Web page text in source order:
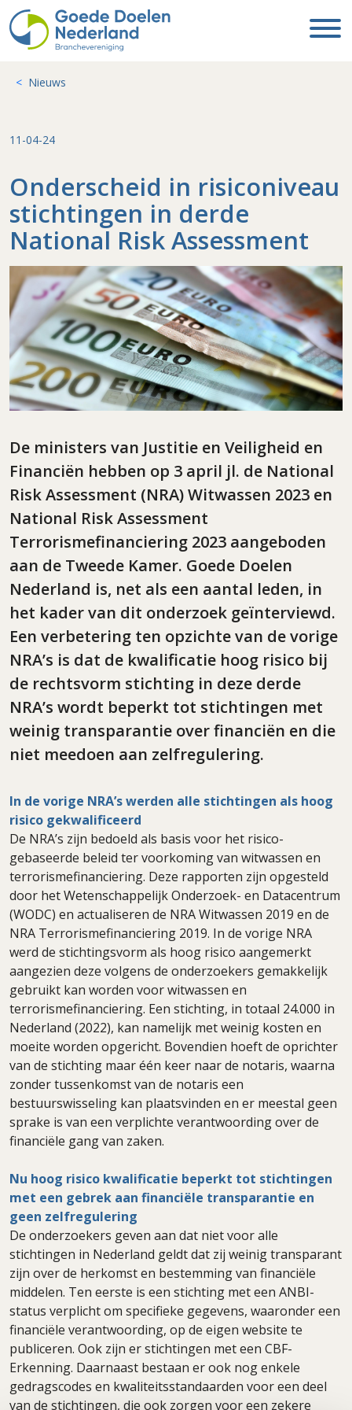
Nieuws
11-04-24
Onderscheid in risiconiveau
stichtingen in derde
National Risk Assessment
De ministers van Justitie en Veiligheid en
Financiën hebben op 3 april jl. de National
Risk Assessment (NRA) Witwassen 2023 en
National Risk Assessment
Terrorismefinanciering 2023 aangeboden
aan de Tweede Kamer. Goede Doelen
Nederland is, net als een aantal leden, in
het kader van dit onderzoek geïnterviewd.
Een verbetering ten opzichte van de vorige
NRA’s is dat de kwalificatie hoog risico bij
de rechtsvorm stichting in deze derde
NRA’s wordt beperkt tot stichtingen met
weinig transparantie over financiën en die
niet meedoen aan zelfregulering.
In de vorige NRA’s werden alle stichtingen als hoog
risico gekwalificeerd
De NRA’s zijn bedoeld als basis voor het risico-
gebaseerde beleid ter voorkoming van witwassen en
terrorismefinanciering. Deze rapporten zijn opgesteld
door het Wetenschappelijk Onderzoek- en Datacentrum
(WODC) en actualiseren de NRA Witwassen 2019 en de
NRA Terrorismefinanciering 2019. In de vorige NRA
werd de stichtingsvorm als hoog risico aangemerkt
aangezien deze volgens de onderzoekers gemakkelijk
gebruikt kan worden voor witwassen en
terrorismefinanciering. Een stichting, in totaal 24.000 in
Nederland (2022), kan namelijk met weinig kosten en
moeite worden opgericht. Bovendien hoeft de oprichter
van de stichting maar één keer naar de notaris, waarna
zonder tussenkomst van de notaris een
bestuurswisseling kan plaatsvinden en er meestal geen
sprake is van een verplichte verantwoording over de
financiële gang van zaken.
Nu hoog risico kwalificatie beperkt tot stichtingen
met een gebrek aan financiële transparantie en
geen zelfregulering
De onderzoekers geven aan dat niet voor alle
stichtingen in Nederland geldt dat zij weinig transparant
zijn over de herkomst en bestemming van financiële
middelen. Ten eerste is een stichting met een ANBI-
status verplicht om specifieke gegevens, waaronder een
financiële verantwoording, op de eigen website te
publiceren. Ook zijn er stichtingen met een CBF-
Erkenning. Daarnaast bestaan er ook nog enkele
gedragscodes en kwaliteitsstandaarden voor een deel
van de stichtingen, die ook zorgen voor een zekere